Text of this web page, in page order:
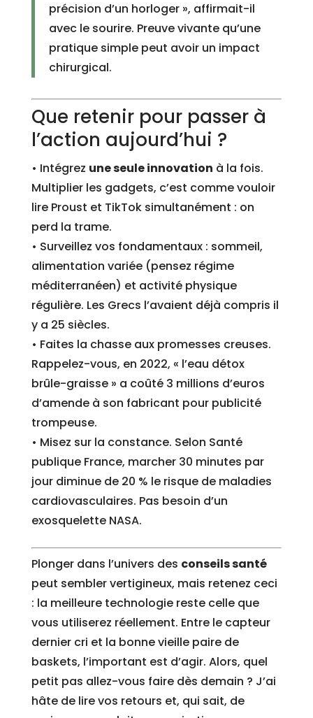
précision d’un horloger », affirmait-il
avec le sourire. Preuve vivante qu’une
pratique simple peut avoir un impact
chirurgical.
Que retenir pour passer à
l’action aujourd’hui ?
• Intégrez une seule innovation à la fois.
Multiplier les gadgets, c’est comme vouloir
lire Proust et TikTok simultanément : on
perd la trame.
• Surveillez vos fondamentaux : sommeil,
alimentation variée (pensez régime
méditerranéen) et activité physique
régulière. Les Grecs l’avaient déjà compris il
y a 25 siècles.
• Faites la chasse aux promesses creuses.
Rappelez-vous, en 2022, « l’eau détox
brûle-graisse » a coûté 3 millions d’euros
d’amende à son fabricant pour publicité
trompeuse.
• Misez sur la constance. Selon Santé
publique France, marcher 30 minutes par
jour diminue de 20 % le risque de maladies
cardiovasculaires. Pas besoin d’un
exosquelette NASA.
Plonger dans l’univers des conseils santé
peut sembler vertigineux, mais retenez ceci
: la meilleure technologie reste celle que
vous utiliserez réellement. Entre le capteur
dernier cri et la bonne vieille paire de
baskets, l’important est d’agir. Alors, quel
petit pas allez-vous faire dès demain ? J’ai
hâte de lire vos retours et, qui sait, de